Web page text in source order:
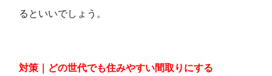
るといいでしょう。
対策｜どの世代でも住みやすい間取りにする